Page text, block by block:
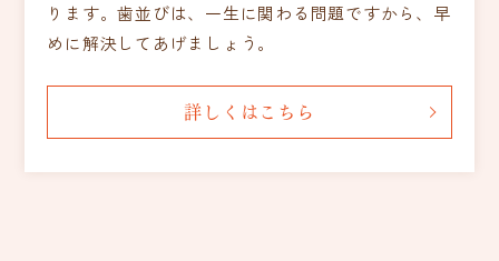
ります。歯並びは、一生に関わる問題ですから、早
めに解決してあげましょう。
詳しくはこちら